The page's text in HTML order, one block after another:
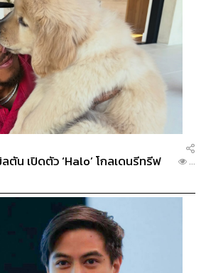
น เปิดตัว ‘Halo’ โกลเดนรีทรีฟ
...